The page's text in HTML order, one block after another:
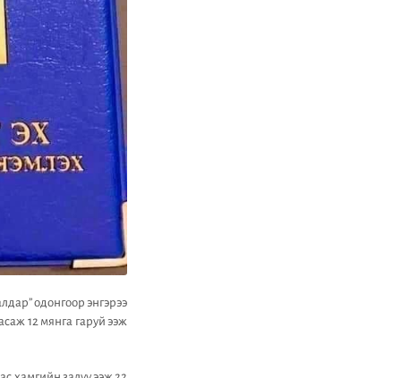
одонгоор энгэрээ
12 мянга гаруй ээж